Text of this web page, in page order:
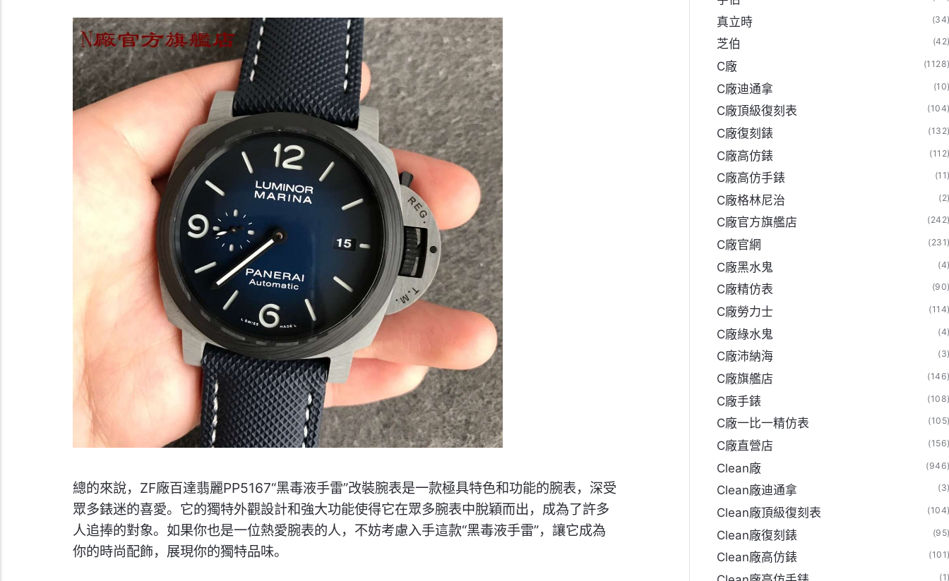
總的來說，ZF廠百達翡麗PP5167“黑毒液手雷”改裝腕表是一款極具特色和功能的腕表，深受
眾多錶迷的喜愛。它的獨特外觀設計和強大功能使得它在眾多腕表中脫穎而出，成為了許多
人追捧的對象。如果你也是一位熱愛腕表的人，不妨考慮入手這款“黑毒液手雷”，讓它成為
你的時尚配飾，展現你的獨特品味。
真立時
芝伯
C廠
C廠迪通拿
C廠頂級復刻表
C廠復刻錶
C廠高仿錶
C廠高仿手錶
C廠格林尼治
C廠官方旗艦店
C廠官網
C廠黑水鬼
C廠精仿表
C廠勞力士
C廠綠水鬼
C廠沛納海
C廠旗艦店
C廠手錶
C廠一比一精仿表
C廠直營店
Clean廠
Clean廠迪通拿
Clean廠頂級復刻表
Clean廠復刻錶
Clean廠高仿錶